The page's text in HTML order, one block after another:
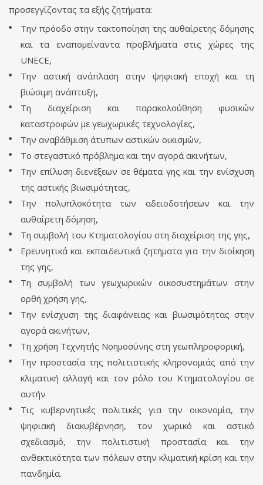
προσεγγίζοντας τα εξής ζητήματα:
Την πρόοδο στην τακτοποίηση της αυθαίρετης δόμησης
και τα εναπομείναντα προβλήματα στις χώρες της
UNECE,
Την αστική ανάπλαση στην ψηφιακή εποχή και τη
βιώσιμη ανάπτυξη,
Τη διαχείριση και παρακολούθηση φυσικών
καταστροφών με γεωχωρικές τεχνολογίες,
Την αναβάθμιση άτυπων αστικών οικισμών,
Το στεγαστικό πρόβλημα και την αγορά ακινήτων,
Την επίλυση διενέξεων σε θέματα γης και την ενίσχυση
της αστικής βιωσιμότητας,
Την πολυπλοκότητα των αδειοδοτήσεων και την
αυθαίρετη δόμηση,
Τη συμβολή του Κτηματολογίου στη διαχείριση της γης,
Ερευνητικά και εκπαιδευτικά ζητήματα για την διοίκηση
της γης,
Τη συμβολή των γεωχωρικών οικοσυστημάτων στην
ορθή χρήση γης,
Την ενίσχυση της διαφάνειας και βιωσιμότητας στην
αγορά ακινήτων,
Τη χρήση Τεχνητής Νοημοσύνης στη γεωπληροφορική,
Την προστασία της πολιτιστικής κληρονομιάς από την
κλιματική αλλαγή και τον ρόλο του Κτηματολογίου σε
αυτήν
Τις κυβερνητικές πολιτικές για την οικονομία, την
ψηφιακή διακυβέρνηση, τον χωρικό και αστικό
σχεδιασμό, την πολιτιστική προστασία και την
ανθεκτικότητα των πόλεων στην κλιματική κρίση και την
πανδημία.